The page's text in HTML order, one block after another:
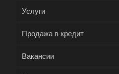
Услуги
Продажа в кредит
Вакансии